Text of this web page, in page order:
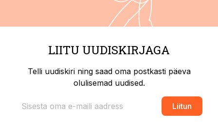
LIITU UUDISKIRJAGA
Telli uudiskiri ning saad oma postkasti päeva
olulisemad uudised.
Liitun